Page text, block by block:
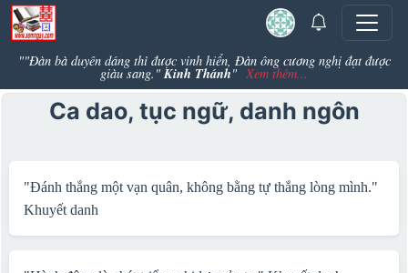
""Đàn bà duyên dáng thì được vinh hiển, Đàn ông cương nghị đạt được
giàu sang."Kinh Thánh" Xem thêm...
Ca dao, tục ngữ, danh ngôn
"Đánh thắng một vạn quân, không bằng tự thắng lòng mình."
Khuyết danh